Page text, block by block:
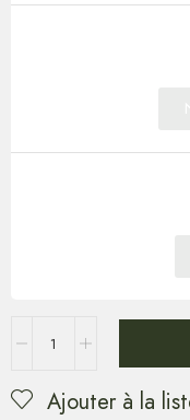
Ajouter à la